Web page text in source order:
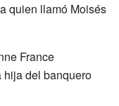
quien llamó Moisés
France
hija del banquero